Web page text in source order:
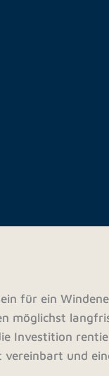
für ein
möglichst
Investition
und